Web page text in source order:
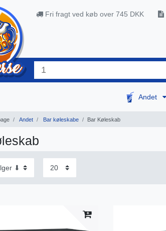
Fri fragt ved køb over 745 DKK
Andet
Andet Bar køleskabe Bar Køleskab